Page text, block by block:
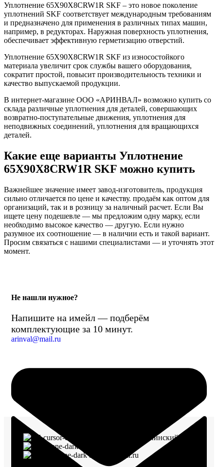
Уплотнение 65X90X8CRW1R SKF – это новое поколение
уплотнений SKF соответствует международным требованиям
и предназначено для применения в различных типах машин,
например, в редукторах. Наружная поверхность уплотнения,
обеспечивает эффективную герметизацию отверстий.
Уплотнение 65X90X8CRW1R SKF из износостойкого
материала увеличит срок службы вашего оборудования,
сократит простой, повысит производительность техники и
качество выпускаемой продукции.
В интернет-магазине ООО «АРИНВАЛ» возможно купить со
склада различные уплотнения для деталей, совершающих
возвратно-поступательные движения, уплотнения для
неподвижных соединений, уплотнения для вращающихся
деталей.
Какие еще варианты Уплотнение
65X90X8CRW1R SKF можно купить
Важнейшее значение имеет завод-изготовитель, продукция
сильно отличается по цене и качеству. продаём как оптом для
организаций, так и в розницу за наличный расчет. Если Вы
ищете цену подешевле — мы предложим одну марку, если
необходимо высокое качество — другую. Если нужно
разумное их соотношение — в наличии есть и такой вариант.
Просим связаться с нашими специалистами — и уточнять этот
момент.
Не нашли нужное?
Напишите на имейл — подберём
комплектующие за 10 минут.
arinval@mail.ru
г. Воронеж, пр-кт Ленинский, д. 221
arinval@mail.ru